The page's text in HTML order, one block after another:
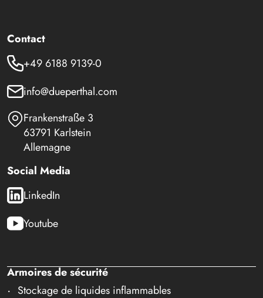
Contact
+49 6188 9139-0
info@dueperthal.com
Frankenstraße 3
63791 Karlstein
Allemagne
Social Media
LinkedIn
Youtube
Armoires de sécurité
Stockage de liquides inflammables